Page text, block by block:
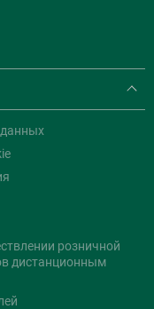
розничной
дистанционным